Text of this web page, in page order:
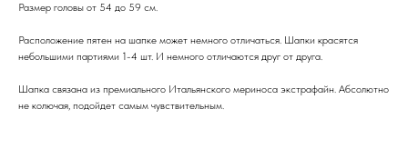
Размер головы от 54 до 59 см.
Расположение пятен на шапке может немного отличаться. Шапки красятся
небольшими партиями 1-4 шт. И немного отличаются друг от друга.
Шапка связана из премиального Итальянского мериноса экстрафайн. Абсолютно
не колючая, подойдет самым чувствительным.